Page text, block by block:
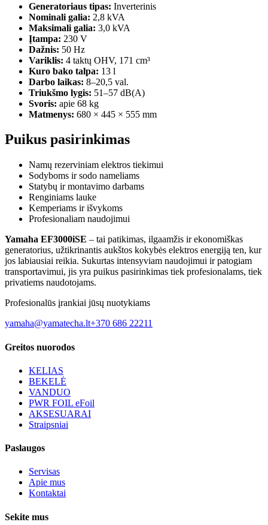
Generatoriaus tipas: Inverterinis
Nominali galia: 2,8 kVA
Maksimali galia: 3,0 kVA
Įtampa: 230 V
Dažnis: 50 Hz
Variklis: 4 taktų OHV, 171 cm³
Kuro bako talpa: 13 l
Darbo laikas: 8–20,5 val.
Triukšmo lygis: 51–57 dB(A)
Svoris: apie 68 kg
Matmenys: 680 × 445 × 555 mm
Puikus pasirinkimas
Namų rezerviniam elektros tiekimui
Sodyboms ir sodo nameliams
Statybų ir montavimo darbams
Renginiams lauke
Kemperiams ir išvykoms
Profesionaliam naudojimui
Yamaha EF3000iSE – tai patikimas, ilgaamžis ir ekonomiškas
generatorius, užtikrinantis aukštos kokybės elektros energiją ten, kur
jos labiausiai reikia. Sukurtas intensyviam naudojimui ir patogiam
transportavimui, jis yra puikus pasirinkimas tiek profesionalams, tiek
privatiems naudotojams.
Profesionalūs įrankiai jūsų nuotykiams
yamaha@yamatecha.lt+370 686 22211
Greitos nuorodos
KELIAS
BEKELĖ
VANDUO
PWR FOIL eFoil
AKSESUARAI
Straipsniai
Paslaugos
Servisas
Apie mus
Kontaktai
Sekite mus